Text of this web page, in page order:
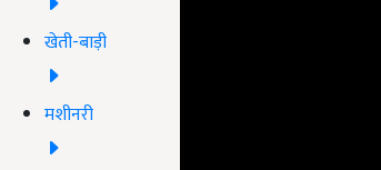
खेती-बाड़ी
मशीनरी